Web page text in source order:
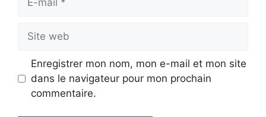
Site
web
Enregistrer mon nom, mon e-mail et mon site
dans le navigateur pour mon prochain
commentaire.